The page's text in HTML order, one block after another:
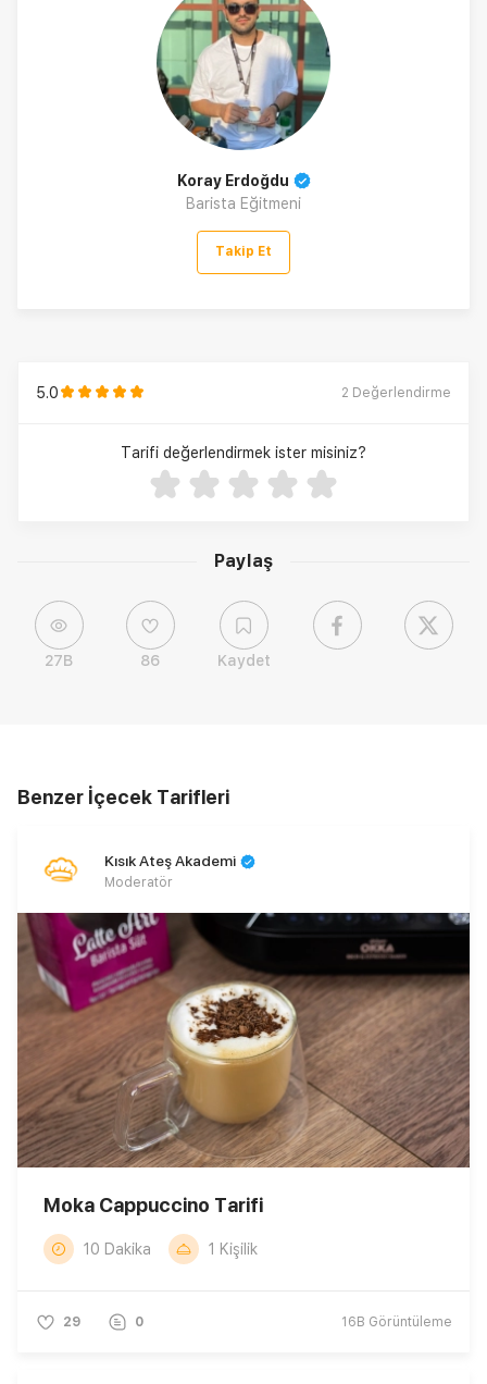
Paylaş
27B 86 Kaydet
Koray Erdoğdu
Barista Eğitmeni
Takip Et
5.0 2 Değerlendirme
Tarifi değerlendirmek ister misiniz?
Benzer İçecek Tarifleri
Kısık Ateş Akademi
Moderatör
Moka Cappuccino Tarifi
10 Dakika 1 Kişilik
29 0 16B Görüntüleme